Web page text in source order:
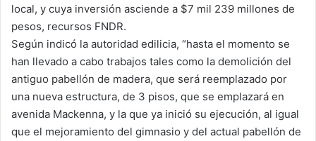
local, y cuya inversión asciende a $7 mil 239 millones de
pesos, recursos FNDR.
Según indicó la autoridad edilicia, “hasta el momento se
han llevado a cabo trabajos tales como la demolición del
antiguo pabellón de madera, que será reemplazado por
una nueva estructura, de 3 pisos, que se emplazará en
avenida Mackenna, y la que ya inició su ejecución, al igual
que el mejoramiento del gimnasio y del actual pabellón de